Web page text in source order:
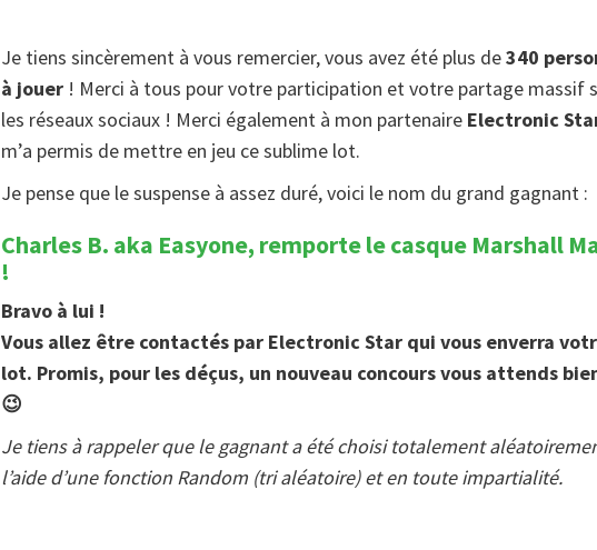
Je tiens sincèrement à vous remercier, vous avez été plus de340
à jouer ! Merci à tous pour votre participation et votre partage massif
les réseaux sociaux ! Merci également à mon partenaire Electronic
m’a permis de mettre en jeu ce sublime lot.
Je pense que le suspense à assez duré, voici le nom du grand gagnant :
Charles B. aka Easyone, remporte le casque Marshall
!
Bravo à lui !
Vous allez être contactés par Electronic Star qui vous enverra
lot. Promis, pour les déçus, un nouveau concours vous attends
😉
Je tiens à rappeler que le gagnant a été choisi totalement
l’aide d’une fonction Random (tri aléatoire) et en toute impartialité.